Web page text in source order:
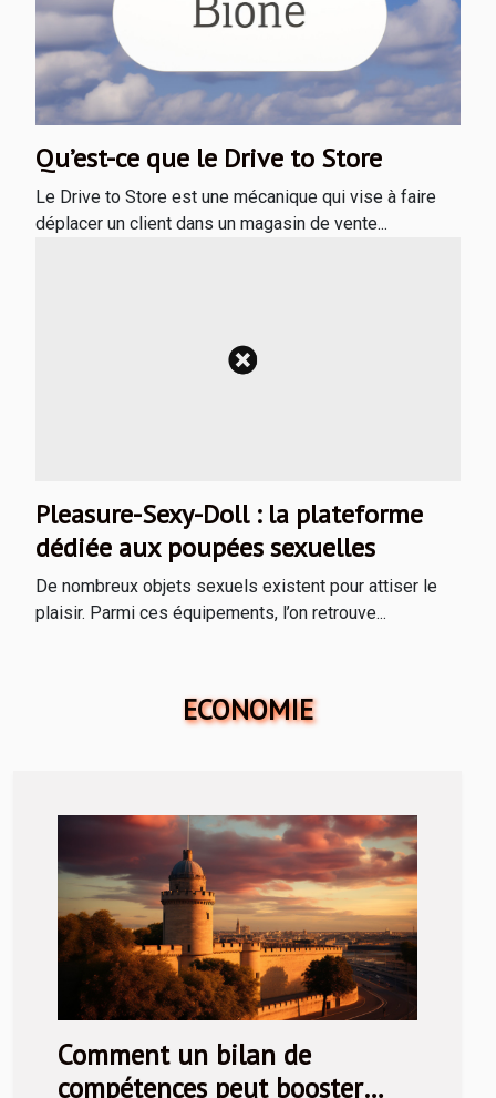
Qu’est-ce que le Drive to Store
Le Drive to Store est une mécanique qui vise à faire
déplacer un client dans un magasin de vente...
Pleasure-Sexy-Doll : la plateforme
dédiée aux poupées sexuelles
De nombreux objets sexuels existent pour attiser le
plaisir. Parmi ces équipements, l’on retrouve...
ECONOMIE
Comment un bilan de
compétences peut booster